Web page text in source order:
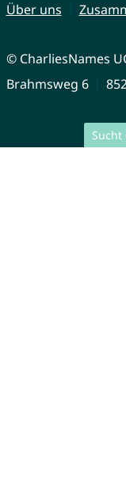
Sucht
Über uns
© CharliesNames
Brahmsweg 6